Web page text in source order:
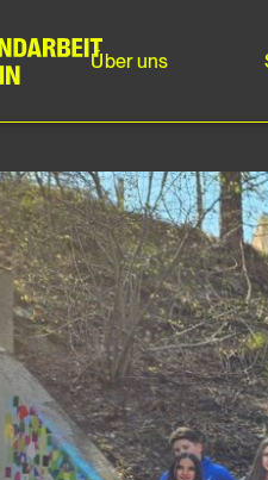
Über uns